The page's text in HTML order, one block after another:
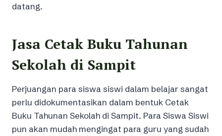
datang.
Jasa Cetak Buku Tahunan
Sekolah di Sampit
Perjuangan para siswa siswi dalam belajar sangat
perlu didokumentasikan dalam bentuk Cetak
Buku Tahunan Sekolah di Sampit. Para Siswa Siswi
pun akan mudah mengingat para guru yang sudah